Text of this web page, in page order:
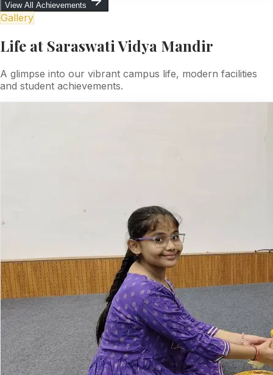
View All Achievements
Gallery
Life at Saraswati Vidya Mandir
A glimpse into our vibrant campus life, modern facilities
and student achievements.